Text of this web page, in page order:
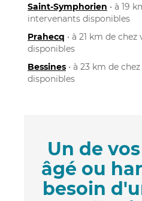
Saint-Symphorien • à 19
intervenants disponibles
Prahecq • à 21 km de
disponibles
Bessines • à 23 km de
disponibles
Un de
âgé ou
besoin